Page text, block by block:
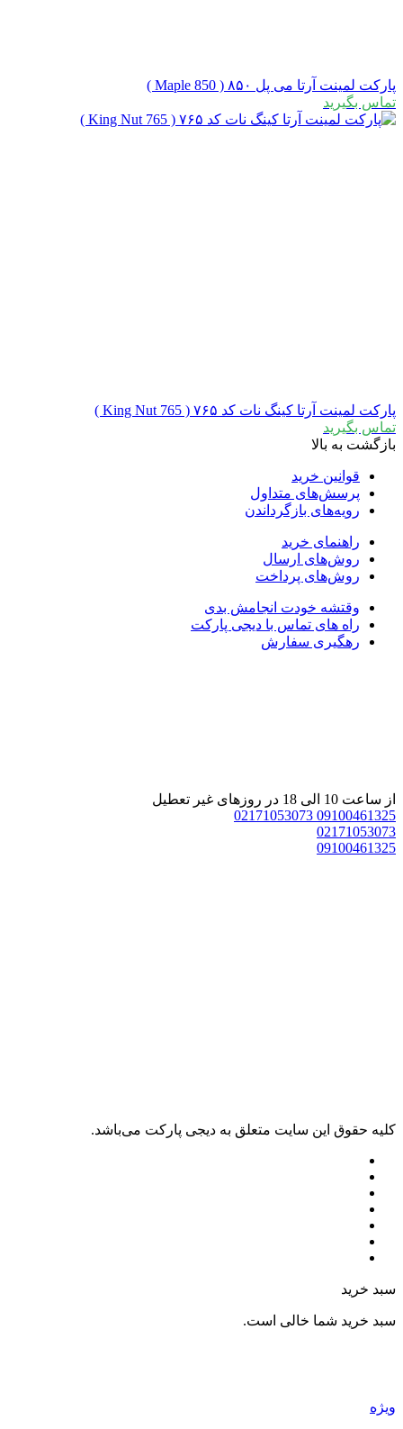
پارکت لمینت آرتا می پل ۸۵۰ ( Maple 850 )
تماس بگیرید
پارکت لمینت آرتا کینگ نات کد ۷۶۵ ( King Nut 765 )
تماس بگیرید
بازگشت به بالا
قوانین خرید
پرسش‌های متداول
رویه‌های بازگرداندن
راهنمای خرید
روش‌های ارسال
روش‌های پرداخت
وقتشه خودت انجامش بدی
راه های تماس با دیجی پارکت
رهگیری سفارش
از ساعت 10 الی 18 در روزهای غیر تعطیل
09100461325
02171053073
02171053073
09100461325
کليه حقوق اين سايت متعلق به دیجی پارکت می‌باشد.
سبد خرید
سبد خرید شما خالی است.
ویژه